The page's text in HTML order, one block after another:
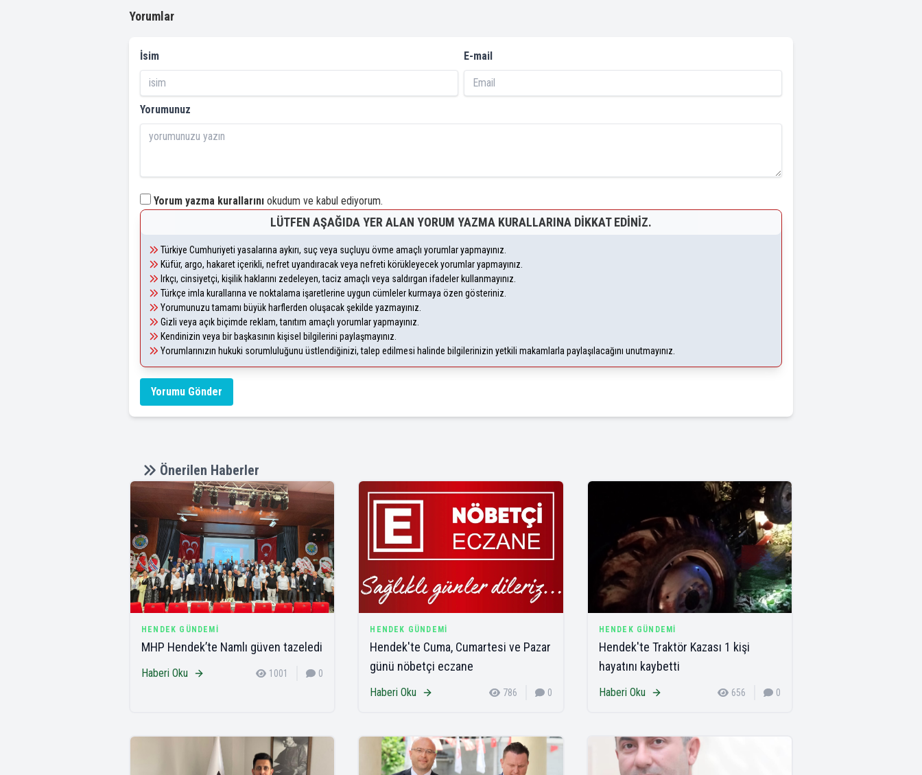
Yorumlar
İsim E-mail
Yorumunuz
Yorum yazma kurallarını okudum ve kabul ediyorum.
LÜTFEN AŞAĞIDA YER ALAN YORUM YAZMA KURALLARINA DIKKAT EDINIZ.
Türkiye Cumhuriyeti yasalarına aykırı, suç veya suçluyu övme amaçlı yorumlar yapmayınız.
Küfür, argo, hakaret içerikli, nefret uyandıracak veya nefreti körükleyecek yorumlar yapmayınız.
Irkçı, cinsiyetçi, kişilik haklarını zedeleyen, taciz amaçlı veya saldırgan ifadeler kullanmayınız.
Türkçe imla kurallarına ve noktalama işaretlerine uygun cümleler kurmaya özen gösteriniz.
Yorumunuzu tamamı büyük harflerden oluşacak şekilde yazmayınız.
Gizli veya açık biçimde reklam, tanıtım amaçlı yorumlar yapmayınız.
Kendinizin veya bir başkasının kişisel bilgilerini paylaşmayınız.
Yorumlarınızın hukuki sorumluluğunu üstlendiğinizi, talep edilmesi halinde bilgilerinizin yetkili makamlarla paylaşılacağını unutmayınız.
Yorumu Gönder
Önerilen Haberler
HENDEK GÜNDEMI
MHP Hendek’te Namlı güven tazeledi
Haberi Oku 1001 0
HENDEK GÜNDEMI
Hendek'te Cuma, Cumartesi ve Pazar
günü nöbetçi eczane
Haberi Oku 786 0
HENDEK GÜNDEMI
Hendek'te Traktör Kazası 1 kişi
hayatını kaybetti
Haberi Oku 656 0